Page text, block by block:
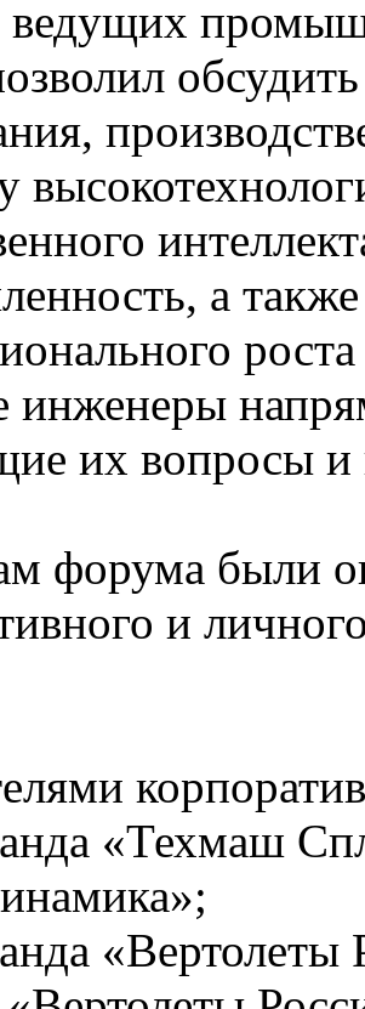
ведущих
а
инженеры
их вопросы и
форума были
и
«Техмаш
«Вертолеты